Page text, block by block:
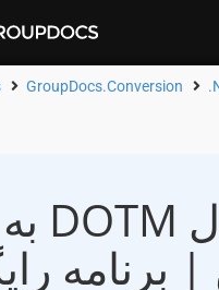
GroupDocs.Conversion
| برنامه